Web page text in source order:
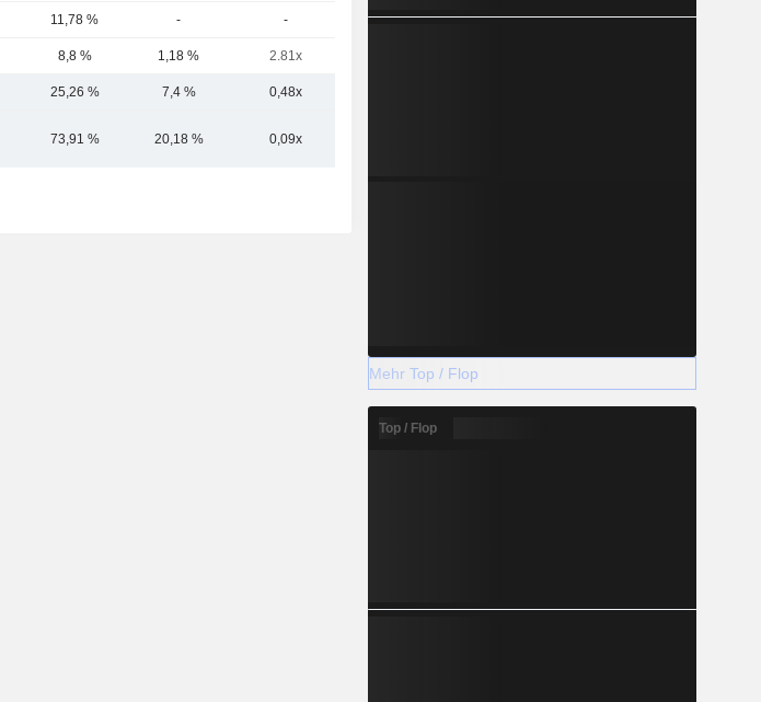
11,78 % - -
8,8 % 1,18 % 2.81x
25,26 % 7,4 % 0,48x
73,91 % 20,18 % 0,09x
Mehr Top / Flop
Top / Flop